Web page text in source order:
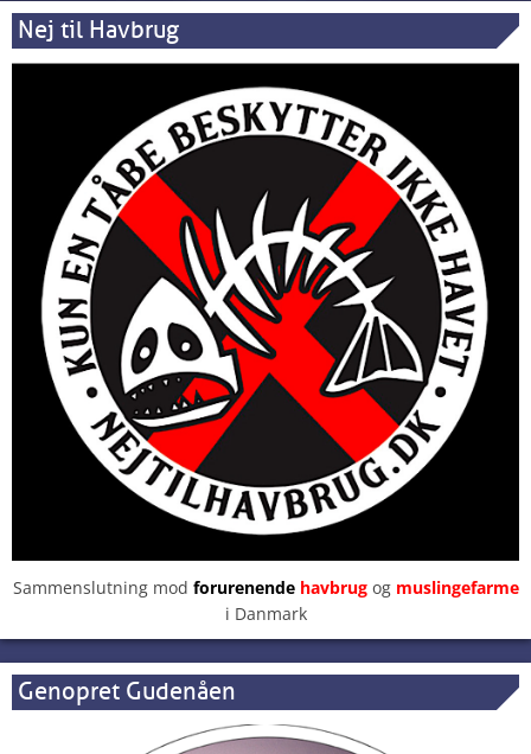
Nej til Havbrug
Sammenslutning mod forurenendehavbrugog muslingefarme
i Danmark
Genopret Gudenåen